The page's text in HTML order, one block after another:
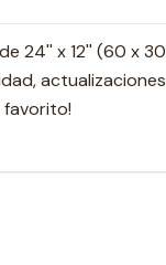
24'' x 12'' (60 x